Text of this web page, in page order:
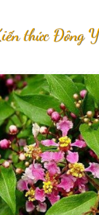
thức Đông Y